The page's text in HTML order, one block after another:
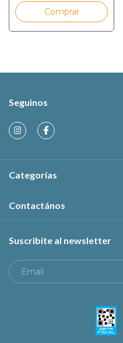
Seguinos
Categorías
Contactános
Suscribite al newsletter